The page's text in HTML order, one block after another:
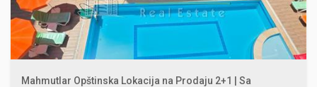
Mahmutlar Opštinska Lokacija na Prodaju 2+1 | Sa